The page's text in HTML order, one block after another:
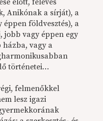
Anikónak a sírját), a
éppen földvesztés), a
jobb vagy éppen egy
házba, vagy a
történetei…
felmenőkkel
lesz igazi